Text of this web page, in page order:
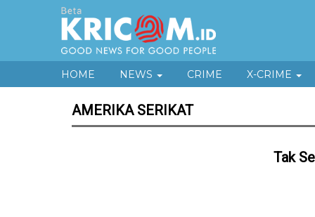
HOME NEWS CRIME X-CRIME
AMERIKA SERIKAT
Tak